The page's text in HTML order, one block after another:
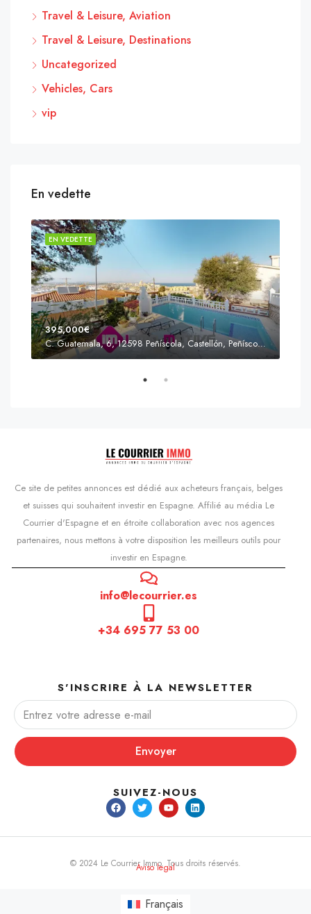
Travel & Leisure, Aviation
Travel & Leisure, Destinations
Uncategorized
Vehicles, Cars
vip
En vedette
EN VEDETTE
395,000€
C. Guatemala, 6, 12598 Peñíscola, Castellón, Peñíscola, Communauté valencienne
Ce site de petites annonces est dédié aux acheteurs français, belges
et suisses qui souhaitent investir en Espagne. Affilié au média Le
Courrier d'Espagne et en étroite collaboration avec nos agences
partenaires, nous mettons à votre disposition les meilleurs outils pour
investir en Espagne.
info@lecourrier.es
+34 695 77 53 00
S'INSCRIRE À LA NEWSLETTER
Envoyer
SUIVEZ-NOUS
© 2024 Le Courrier Immo. Tous droits réservés.
Aviso legal
Français